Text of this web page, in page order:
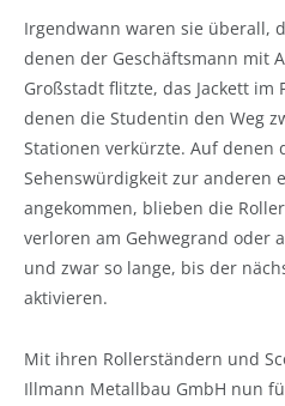
Irgendwann waren sie überall,
denen der Geschäftsmann mit
Großstadt flitzte, das Jackett
denen die Studentin den Weg
Stationen verkürzte. Auf denen
Sehenswürdigkeit zur anderen
angekommen, blieben die
verloren am Gehwegrand oder
und zwar so lange, bis der
aktivieren.
Mit ihren Rollerständern und
Illmann Metallbau GmbH nun